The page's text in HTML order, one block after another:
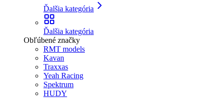
Ďalšia kategória
Ďalšia kategória
Obľúbené značky
RMT models
Kavan
Traxxas
Yeah Racing
Spektrum
HUDY